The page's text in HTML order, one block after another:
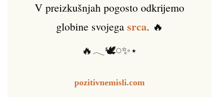
V preizkušnjah pogosto odkrijemo
globine svojega srca. 🔥
🔥𓂃🕊️𓏸✨⋆
pozitivnemisli.com